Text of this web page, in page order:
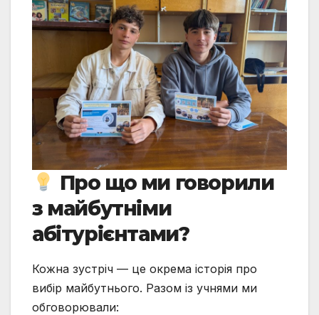
Про що ми говорили
з майбутніми
абітурієнтами?
Кожна зустріч — це окрема історія про
вибір майбутнього. Разом із учнями ми
обговорювали: